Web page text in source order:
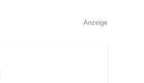
Anzeige